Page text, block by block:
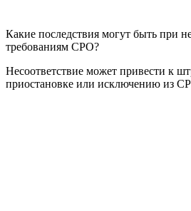
Какие последствия могут быть при
требованиям СРО?
Несоответствие может привести к
приостановке или исключению из